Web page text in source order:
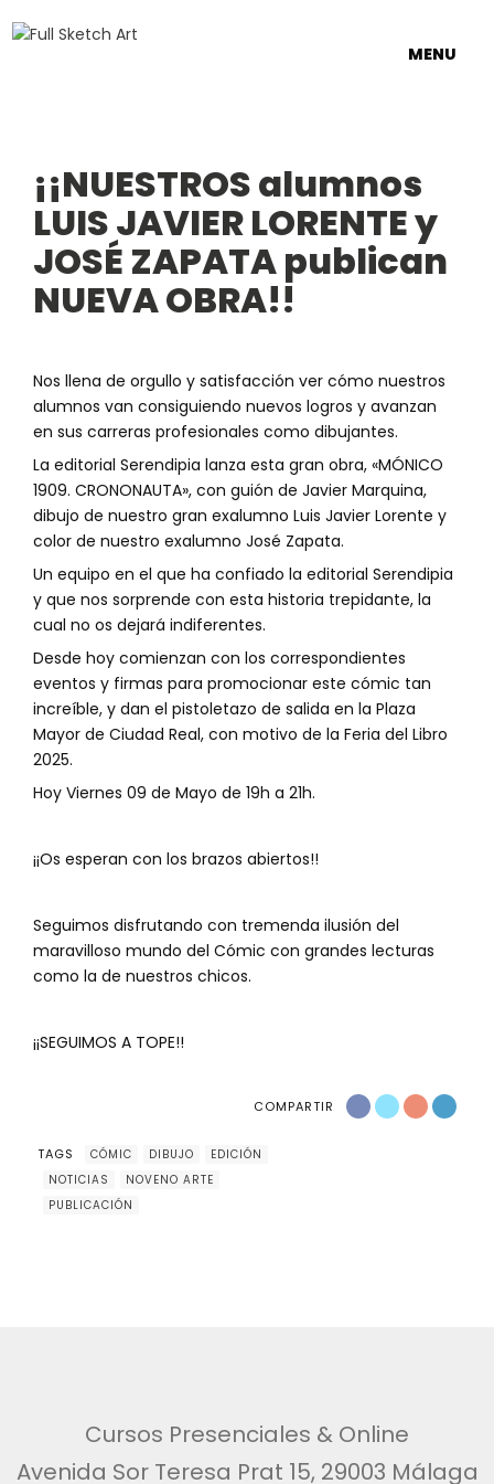
MENU
¡¡NUESTROS alumnos
LUIS JAVIER LORENTE y
JOSÉ ZAPATA publican
NUEVA OBRA!!
Nos llena de orgullo y satisfacción ver cómo nuestros
alumnos van consiguiendo nuevos logros y avanzan
en sus carreras profesionales como dibujantes.
La editorial Serendipia lanza esta gran obra, «MÓNICO
1909. CRONONAUTA», con guión de Javier Marquina,
dibujo de nuestro gran exalumno Luis Javier Lorente y
color de nuestro exalumno José Zapata.
Un equipo en el que ha confiado la editorial Serendipia
y que nos sorprende con esta historia trepidante, la
cual no os dejará indiferentes.
Desde hoy comienzan con los correspondientes
eventos y firmas para promocionar este cómic tan
increíble, y dan el pistoletazo de salida en la Plaza
Mayor de Ciudad Real, con motivo de la Feria del Libro
2025.
Hoy Viernes 09 de Mayo de 19h a 21h.
¡¡Os esperan con los brazos abiertos!!
Seguimos disfrutando con tremenda ilusión del
maravilloso mundo del Cómic con grandes lecturas
como la de nuestros chicos.
¡¡SEGUIMOS A TOPE!!
COMPARTIR
TAGS CÓMIC DIBUJO
EDICIÓN
NOTICIAS
NOVENO ARTE
PUBLICACIÓN
Cursos Presenciales & Online
Avenida Sor Teresa Prat 15, 29003 Málaga